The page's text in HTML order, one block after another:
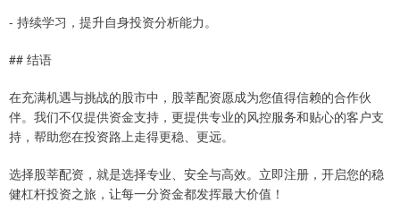
- 持续学习，提升自身投资分析能力。
## 结语
在充满机遇与挑战的股市中，股莘配资愿成为您值得信赖的合作伙
伴。我们不仅提供资金支持，更提供专业的风控服务和贴心的客户支
持，帮助您在投资路上走得更稳、更远。
选择股莘配资，就是选择专业、安全与高效。立即注册，开启您的稳
健杠杆投资之旅，让每一分资金都发挥最大价值！